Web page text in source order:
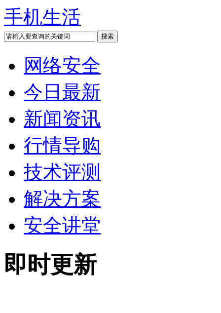
手机生活
网络安全
今日最新
新闻资讯
行情导购
技术评测
解决方案
安全讲堂
即时更新